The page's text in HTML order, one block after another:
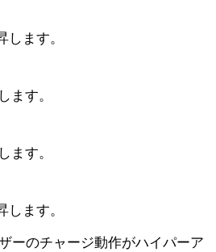
します。
ます。
ます。
します。
ーのチャージ動作がハイパーア